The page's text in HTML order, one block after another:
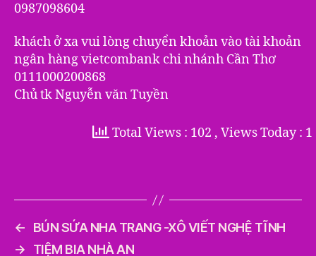
0987098604
khách ở xa vui lòng chuyển khoản vào tài khoản
ngân hàng vietcombank chi nhánh Cần Thơ
0111000200868
Chủ tk Nguyễn văn Tuyền
Total Views : 102 , Views Today : 1
←
BÚN SỨA NHA TRANG -XÔ VIẾT NGHỆ TĨNH
→
TIỆM BIA NHÀ AN